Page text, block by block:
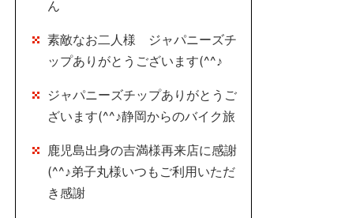
ん
素敵なお二人様 ジャパニーズチ
ップありがとうございます(^^♪
ジャパニーズチップありがとうご
ざいます(^^♪静岡からのバイク旅
鹿児島出身の吉満様再来店に感謝
(^^♪弟子丸様いつもご利用いただ
き感謝